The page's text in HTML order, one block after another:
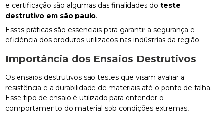
e certificação são algumas das finalidades doteste
destrutivo em são paulo.
Essas práticas são essenciais para garantir a segurança e
eficiência dos produtos utilizados nas indústrias da região.
Importância dos Ensaios Destrutivos
Os ensaios destrutivos são testes que visam avaliar a
resistência e a durabilidade de materiais até o ponto de falha.
Esse tipo de ensaio é utilizado para entender o
comportamento do material sob condições extremas,